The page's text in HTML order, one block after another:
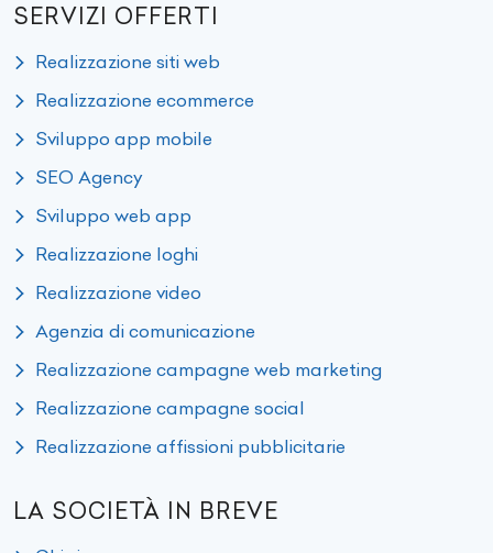
SERVIZI OFFERTI
Realizzazione siti web
Realizzazione ecommerce
Sviluppo app mobile
SEO Agency
Sviluppo web app
Realizzazione loghi
Realizzazione video
Agenzia di comunicazione
Realizzazione campagne web marketing
Realizzazione campagne social
Realizzazione affissioni pubblicitarie
LA SOCIETÀ IN BREVE